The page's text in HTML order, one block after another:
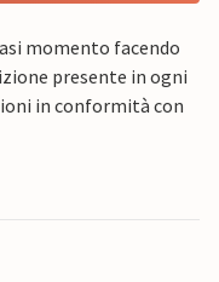
momento facendo
presente in ogni
in conformità con